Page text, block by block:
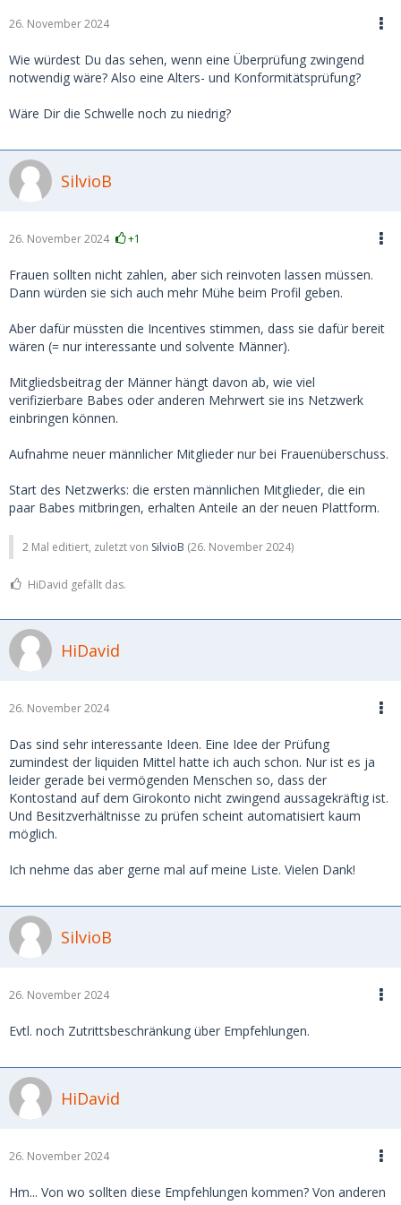
26. November 2024
Wie würdest Du das sehen, wenn eine Überprüfung zwingend
notwendig wäre? Also eine Alters- und Konformitätsprüfung?
Wäre Dir die Schwelle noch zu niedrig?
SilvioB
26. November 2024 +1
Frauen sollten nicht zahlen, aber sich reinvoten lassen müssen.
Dann würden sie sich auch mehr Mühe beim Profil geben.
Aber dafür müssten die Incentives stimmen, dass sie dafür bereit
wären (= nur interessante und solvente Männer).
Mitgliedsbeitrag der Männer hängt davon ab, wie viel
verifizierbare Babes oder anderen Mehrwert sie ins Netzwerk
einbringen können.
Aufnahme neuer männlicher Mitglieder nur bei Frauenüberschuss.
Start des Netzwerks: die ersten männlichen Mitglieder, die ein
paar Babes mitbringen, erhalten Anteile an der neuen Plattform.
2 Mal editiert, zuletzt von SilvioB (26. November 2024)
HiDavid gefällt das.
HiDavid
26. November 2024
Das sind sehr interessante Ideen. Eine Idee der Prüfung
zumindest der liquiden Mittel hatte ich auch schon. Nur ist es ja
leider gerade bei vermögenden Menschen so, dass der
Kontostand auf dem Girokonto nicht zwingend aussagekräftig ist.
Und Besitzverhältnisse zu prüfen scheint automatisiert kaum
möglich.
Ich nehme das aber gerne mal auf meine Liste. Vielen Dank!
SilvioB
26. November 2024
Evtl. noch Zutrittsbeschränkung über Empfehlungen.
HiDavid
26. November 2024
Hm... Von wo sollten diese Empfehlungen kommen? Von anderen